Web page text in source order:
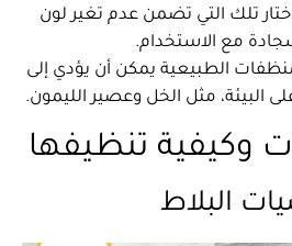
تلك التي تضمن عدم تغير لون
مع الاستخدام.
الطبيعية يمكن أن يؤدي إلى
البيئة، مثل الخل وعصير الليمون.
وكيفية تنظيفها
البلاط